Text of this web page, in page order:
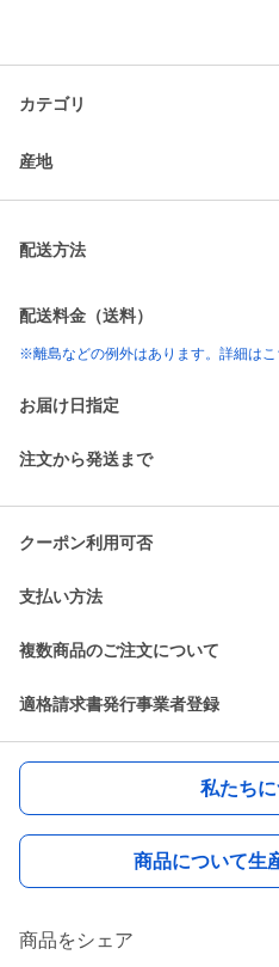
カテゴリ
産地
配送方法
配送料金（送料）
※離島などの例外はあります。詳細はこ
お届け日指定
注文から発送まで
クーポン利用可否
支払い方法
複数商品のご注文について
適格請求書発行事業者登録
私たち
商品について生
商品をシェア